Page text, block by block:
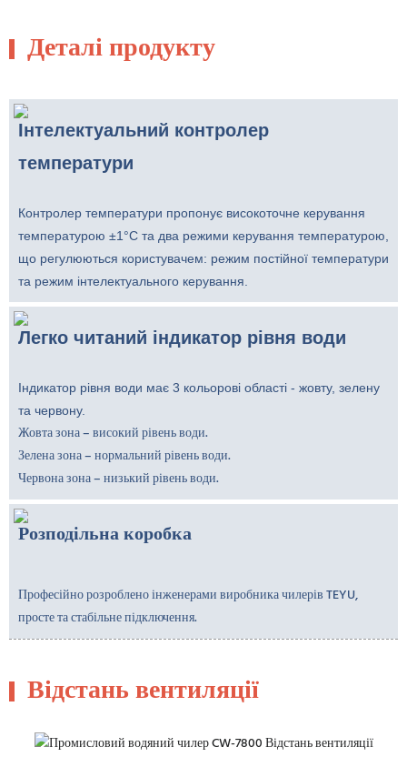
Деталі продукту
Інтелектуальний контролер
температури
Контролер температури пропонує високоточне керування
температурою ±1°C та два режими керування температурою,
що регулюються користувачем: режим постійної температури
та режим інтелектуального керування.
Легко читаний індикатор рівня води
Індикатор рівня води має 3 кольорові області - жовту, зелену
та червону.
Жовта зона – високий рівень води.
Зелена зона – нормальний рівень води.
Червона зона – низький рівень води.
Розподільна коробка
Професійно розроблено інженерами виробника чилерів TEYU,
просте та стабільне підключення.
Відстань вентиляції